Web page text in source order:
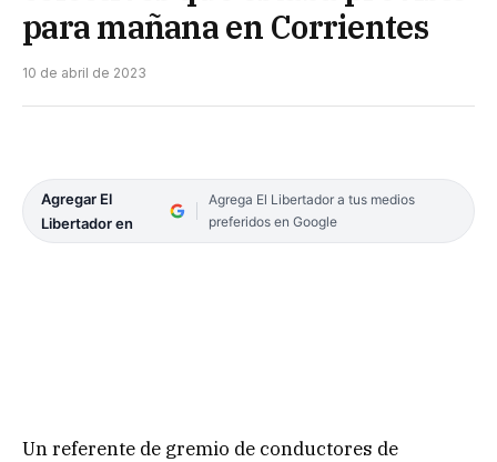
para mañana en Corrientes
10 de abril de 2023
Agregar El
Libertador en
Agrega El Libertador a tus medios
preferidos en Google
Un referente de gremio de conductores de